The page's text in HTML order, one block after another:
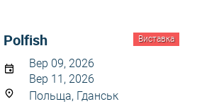
Виставка
Polfish
Вер 09, 2026
Вер 11, 2026
Польща, Гданськ